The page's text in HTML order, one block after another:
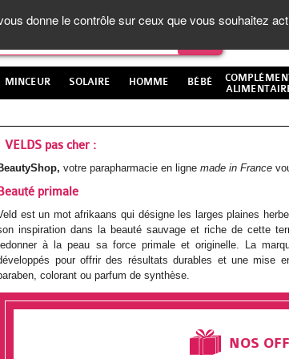
MINCEUR SOLAIRE HOMME BÉBÉ
VELDS pas cher :
votre parapharmacie en lignemade in France
Beauté primale
est un mot afrikaans qui désigne les larges plaines
inspiration dans la beauté sauvage et riche de cette
à la peau sa force primale et originelle. La
pour offrir des résultats durables et une mise
colorant ou parfum de synthèse.
NOS
donne le contrôle sur ceux que vous souhaitez